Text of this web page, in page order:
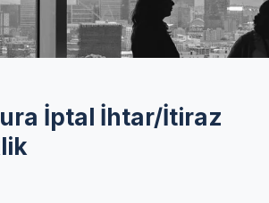
İptal İhtar/İtiraz